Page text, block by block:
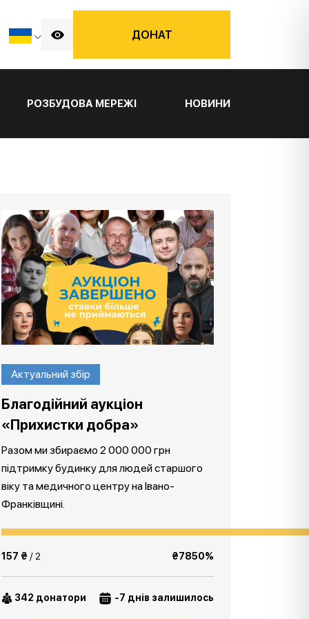
ДОНАТ
РОЗБУДОВА МЕРЕЖІ НОВИНИ
Актуальний збір
Благодійний аукціон
«Прихистки добра»
Разом ми збираємо 2 000 000 грн
підтримку будинку для людей старшого
віку та медичного центру на Івано-
Франківщині.
157 ₴ / 2 ₴7850%
342 донатори -7 днів залишилось